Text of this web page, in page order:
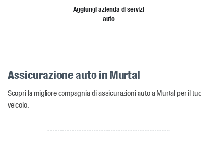
Aggiungi azienda di servizi
auto
Assicurazione auto in Murtal
Scopri la migliore compagnia di assicurazioni auto a Murtal per il tuo
veicolo.